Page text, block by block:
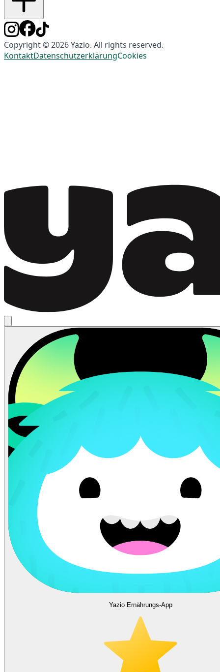
Copyright © 2026 Yazio. All rights reserved.
KontaktDatenschutzerklärungCookies
Yazio Ernährungs-App